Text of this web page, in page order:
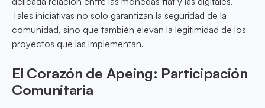
Tales iniciativas no solo garantizan la seguridad de la
comunidad, sino que también elevan la legitimidad de los
proyectos que las implementan.
El Corazón de Apeing: Participación
Comunitaria